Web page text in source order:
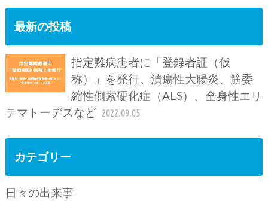
最新の投稿
指定難病患者に「登録者証（仮
称）」を発行。潰瘍性大腸炎、筋委
縮性側索硬化症（ALS）、全身性エリ
テマトーデスなど 2022.09.05
カテゴリー
日々の出来事